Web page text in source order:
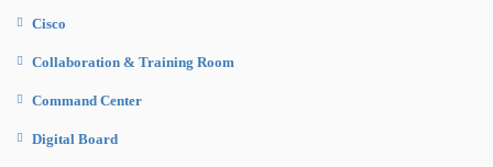
Cisco
Collaboration & Training Room
Command Center
Digital Board